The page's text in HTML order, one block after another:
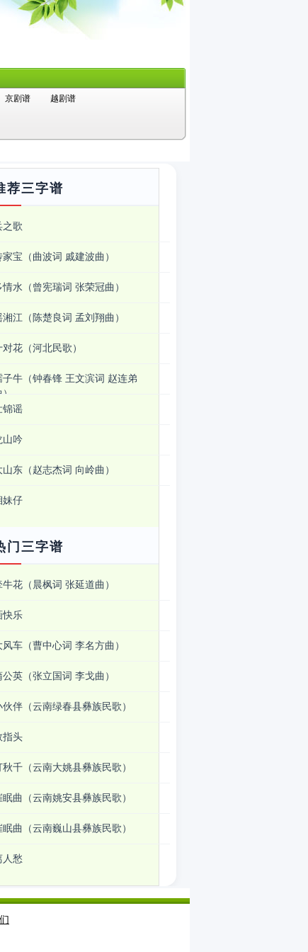
京剧谱
越剧谱
荐三字谱
之歌
家宝（曲波词 戚建波曲）
情水（曾宪瑞词 张荣冠曲）
湘江（陈楚良词 孟刘翔曲）
对花（河北民歌）
子牛（钟春锋 王文滨词 赵连弟
锦谣
山吟
山东（赵志杰词 向岭曲）
妹仔
门三字谱
牛花（晨枫词 张延道曲）
快乐
风车（曹中心词 李名方曲）
公英（张立国词 李戈曲）
伙伴（云南绿春县彝族民歌）
指头
秋千（云南大姚县彝族民歌）
眠曲（云南姚安县彝族民歌）
眠曲（云南巍山县彝族民歌）
人愁